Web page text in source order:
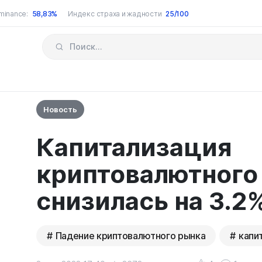
58,83% Индекс страха и жадности 25/100
Новость
Капитализация
снизилась на
Падение криптовалютного рынка